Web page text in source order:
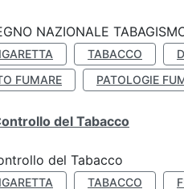
NAZIONALE
TABACCO
FUMARE PATOLOGIE
del Tabacco
del Tabacco
TABACCO